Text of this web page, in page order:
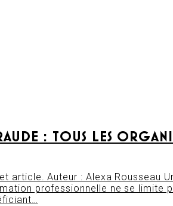
: TOUS LES
article. Auteur : Alexa Rousseau
professionnelle ne se limite